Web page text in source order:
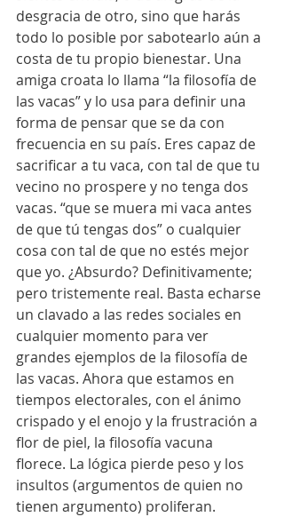
desgracia de otro, sino que harás
todo lo posible por sabotearlo aún a
costa de tu propio bienestar. Una
amiga croata lo llama “la filosofía de
las vacas” y lo usa para definir una
forma de pensar que se da con
frecuencia en su país. Eres capaz de
sacrificar a tu vaca, con tal de que tu
vecino no prospere y no tenga dos
vacas. “que se muera mi vaca antes
de que tú tengas dos” o cualquier
cosa con tal de que no estés mejor
que yo. ¿Absurdo? Definitivamente;
pero tristemente real. Basta echarse
un clavado a las redes sociales en
cualquier momento para ver
grandes ejemplos de la filosofía de
las vacas. Ahora que estamos en
tiempos electorales, con el ánimo
crispado y el enojo y la frustración a
flor de piel, la filosofía vacuna
florece. La lógica pierde peso y los
insultos (argumentos de quien no
tienen argumento) proliferan.